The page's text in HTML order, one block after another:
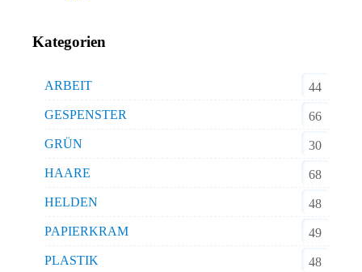
Kategorien
ARBEIT
44
GESPENSTER
66
GRÜN
30
HAARE
68
HELDEN
48
PAPIERKRAM
49
PLASTIK
48